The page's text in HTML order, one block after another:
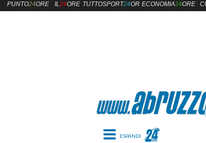
Toggle navigation
PUNTO24ORE IL24ORE TUTTOSPORT24OREECONOMIA24ORE